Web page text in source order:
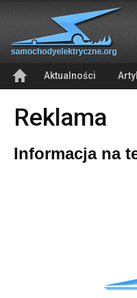
Aktualności
Reklama
Informacja na